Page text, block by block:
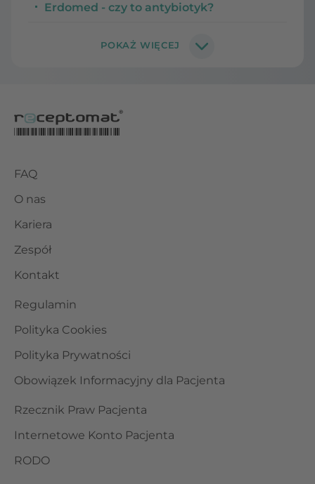
Erdomed - czy to antybiotyk?
FAQ
O nas
Kariera
Zespół
Kontakt
Regulamin
Polityka Cookies
Polityka Prywatności
Obowiązek Informacyjny dla Pacjenta
Rzecznik Praw Pacjenta
Internetowe Konto Pacjenta
RODO